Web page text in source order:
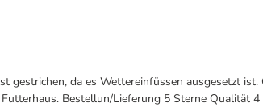
da es Wettereinfüssen ausgesetzt
Bestellun/Lieferung 5 Sterne Qualität